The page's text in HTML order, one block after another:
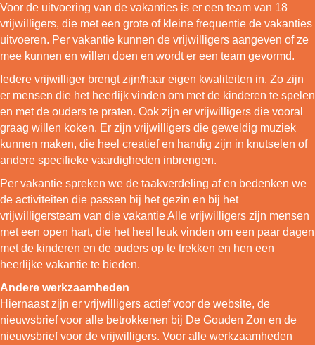
Voor de uitvoering van de vakanties is er een team van 18
vrijwilligers, die met een grote of kleine frequentie de vakanties
uitvoeren. Per vakantie kunnen de vrijwilligers aangeven of ze
mee kunnen en willen doen en wordt er een team gevormd.
Iedere vrijwilliger brengt zijn/haar eigen kwaliteiten in. Zo zijn
er mensen die het heerlijk vinden om met de kinderen te spelen
en met de ouders te praten. Ook zijn er vrijwilligers die vooral
graag willen koken. Er zijn vrijwilligers die geweldig muziek
kunnen maken, die heel creatief en handig zijn in knutselen of
andere specifieke vaardigheden inbrengen.
Per vakantie spreken we de taakverdeling af en bedenken we
de activiteiten die passen bij het gezin en bij het
vrijwilligersteam van die vakantie Alle vrijwilligers zijn mensen
met een open hart, die het heel leuk vinden om een paar dagen
met de kinderen en de ouders op te trekken en hen een
heerlijke vakantie te bieden.
Andere werkzaamheden
Hiernaast zijn er vrijwilligers actief voor de website, de
nieuwsbrief voor alle betrokkenen bij De Gouden Zon en de
nieuwsbrief voor de vrijwilligers. Voor alle werkzaamheden